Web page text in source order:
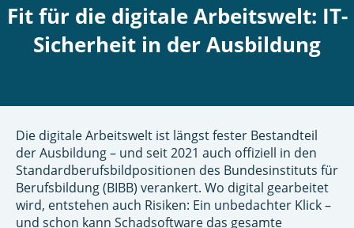
Fit für die digitale Arbeitswelt: IT-
Sicherheit in der Ausbildung
Die digitale Arbeitswelt ist längst fester Bestandteil
der Ausbildung – und seit 2021 auch offiziell in den
Standardberufsbildpositionen des Bundesinstituts für
Berufsbildung (BIBB) verankert. Wo digital gearbeitet
wird, entstehen auch Risiken: Ein unbedachter Klick –
und schon kann Schadsoftware das gesamte